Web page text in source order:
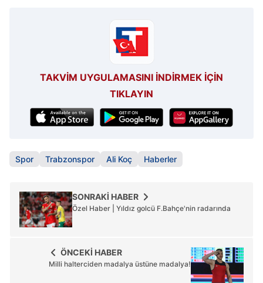
TAKVİM UYGULAMASINI İNDİRMEK İÇİN
TIKLAYIN
Spor Trabzonspor Ali Koç Haberler
SONRAKİ HABER
Özel Haber | Yıldız golcü F.Bahçe'nin radarında
ÖNCEKİ HABER
Milli halterciden madalya üstüne madalya!